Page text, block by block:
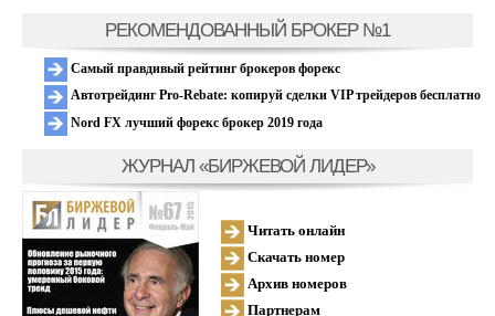
РЕКОМЕНДОВАННЫЙ БРОКЕР №1
Самый правдивый рейтинг брокеров форекс
Автотрейдинг Pro-Rebate: копируй сделки VIP трейдеров бесплатно
Nord FX лучший форекс брокер 2019 года
ЖУРНАЛ «БИРЖЕВОЙ ЛИДЕР»
Читать онлайн
Скачать номер
Архив номеров
Партнерам